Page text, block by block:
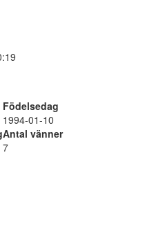
Födelsedag
1994-01-10
Antal vänner
7